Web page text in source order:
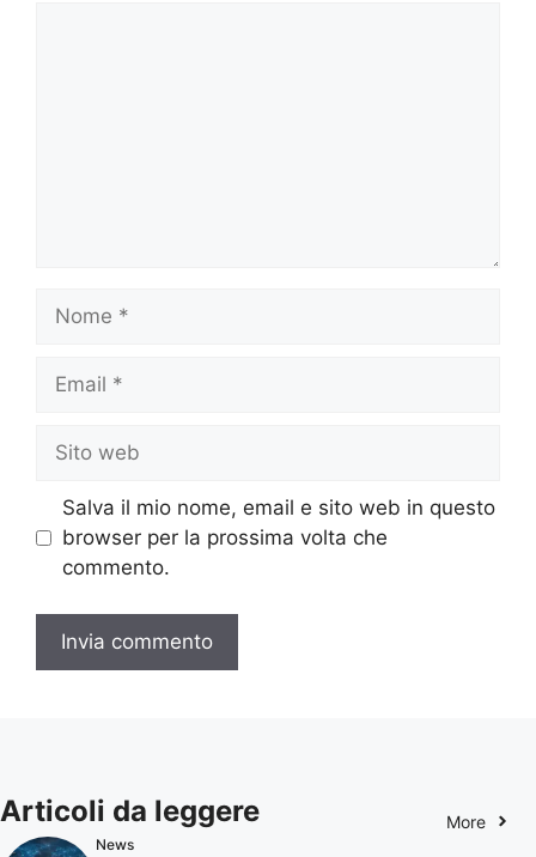
Nome
Email
Sito
web
Salva il mio nome, email e sito web in questo
browser per la prossima volta che
commento.
Articoli da leggere More
News